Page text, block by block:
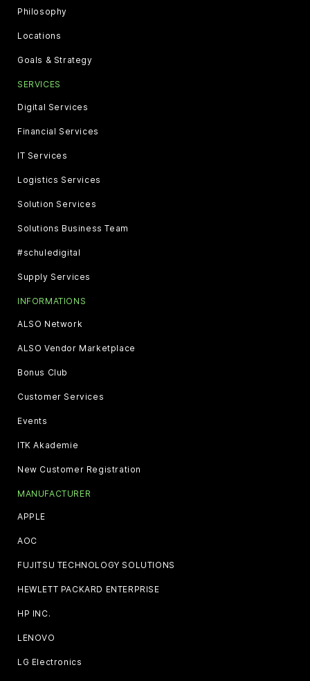
Philosophy
Locations
Goals & Strategy
SERVICES
Digital Services
Financial Services
IT Services
Logistics Services
Solution Services
Solutions Business Team
#schuledigital
Supply Services
INFORMATIONS
ALSO Network
ALSO Vendor Marketplace
Bonus Club
Customer Services
Events
ITK Akademie
New Customer Registration
MANUFACTURER
APPLE
AOC
FUJITSU TECHNOLOGY SOLUTIONS
HEWLETT PACKARD ENTERPRISE
HP INC.
LENOVO
LG Electronics